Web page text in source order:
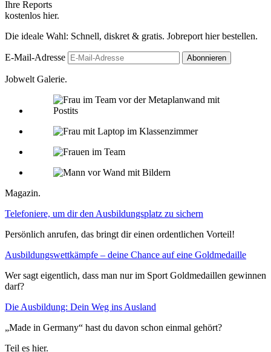
Ihre Reports
kostenlos hier.
Die ideale Wahl: Schnell, diskret & gratis. Jobreport hier bestellen.
E-Mail-Adresse
Jobwelt Galerie.
Magazin.
Telefoniere, um dir den Ausbildungsplatz zu sichern
Persönlich anrufen, das bringt dir einen ordentlichen Vorteil!
Ausbildungswettkämpfe – deine Chance auf eine Goldmedaille
Wer sagt eigentlich, dass man nur im Sport Goldmedaillen gewinnen
darf?
Die Ausbildung: Dein Weg ins Ausland
„Made in Germany“ hast du davon schon einmal gehört?
Teil es hier.